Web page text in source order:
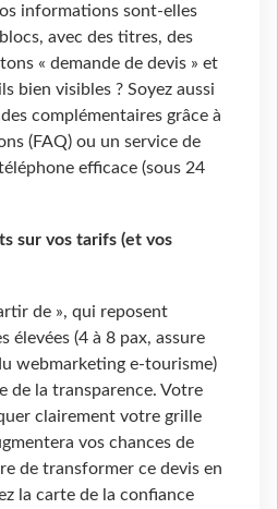
informations sont-elles
avec des titres, des
« demande de devis » et
bien visibles ? Soyez aussi
complémentaires grâce à
(FAQ) ou un service de
efficace (sous 24
sur vos tarifs (et vos
de », qui reposent
élevées (4 à 8 pax, assure
webmarketing e-tourisme)
de la transparence. Votre
clairement votre grille
vos chances de
de transformer ce devis en
la carte de la confiance